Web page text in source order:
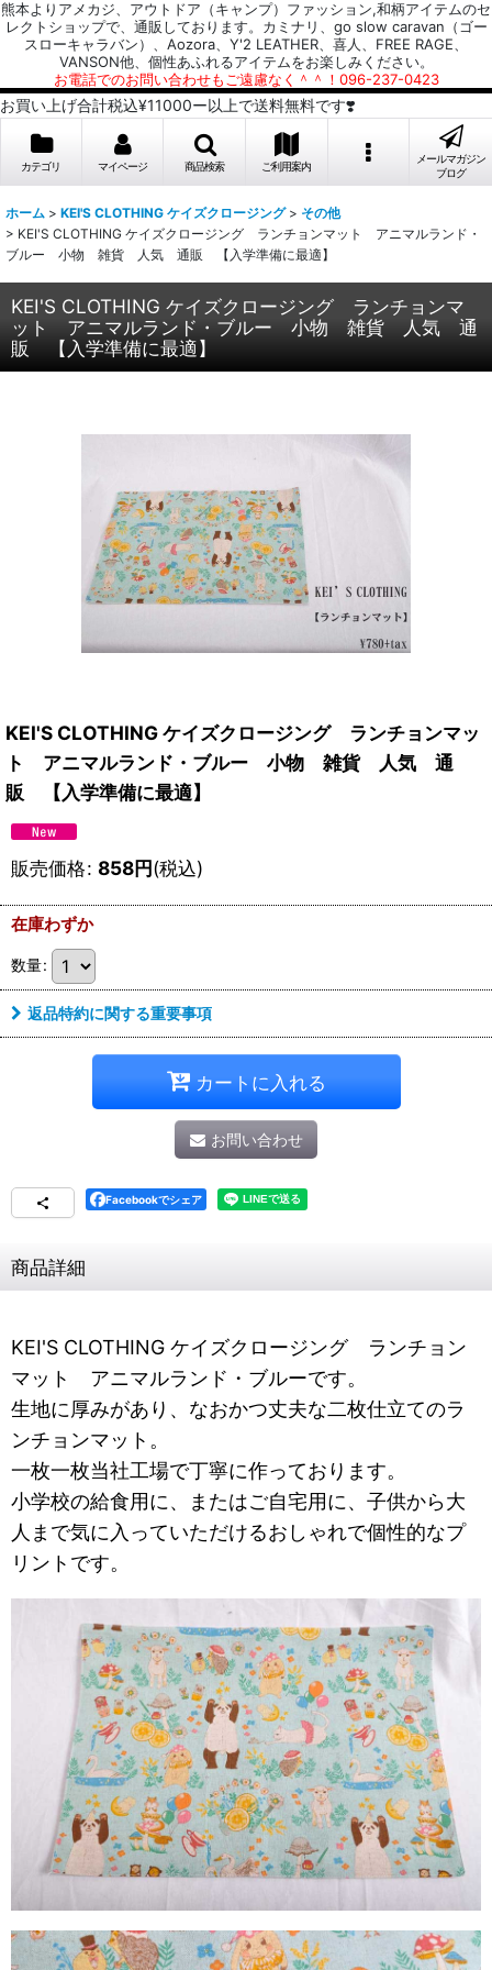
熊本よりアメカジ、アウトドア（キャンプ）ファッション,和柄アイテムのセ
レクトショップで、通販しております。カミナリ、go slow caravan（ゴー
スローキャラバン）、Aozora、Y'2 LEATHER、喜人、FREE RAGE、
VANSON他、個性あふれるアイテムをお楽しみください。
お電話でのお問い合わせもご遠慮なく＾＾！096-237-0423
お買い上げ合計税込¥11000ー以上で送料無料です❣️
カテゴリ マイページ 商品検索 ご利用案内
メールマガジン
ブログ
ホーム > KEI'S CLOTHING ケイズクロージング > その他
> KEI'S CLOTHING ケイズクロージング ランチョンマット アニマルランド・
ブルー 小物 雑貨 人気 通販 【入学準備に最適】
KEI'S CLOTHING ケイズクロージング ランチョンマ
ット アニマルランド・ブルー 小物 雑貨 人気 通
販 【入学準備に最適】
KEI'S CLOTHING ケイズクロージング ランチョンマッ
ト アニマルランド・ブルー 小物 雑貨 人気 通
販 【入学準備に最適】
販売価格: 858円(税込)
在庫わずか
数量:
返品特約に関する重要事項
カートに入れる
お問い合わせ
Facebookでシェア
商品詳細
KEI'S CLOTHING ケイズクロージング ランチョン
マット アニマルランド・ブルーです。
生地に厚みがあり、なおかつ丈夫な二枚仕立てのラ
ンチョンマット。
一枚一枚当社工場で丁寧に作っております。
小学校の給食用に、またはご自宅用に、子供から大
人まで気に入っていただけるおしゃれで個性的なプ
リントです。